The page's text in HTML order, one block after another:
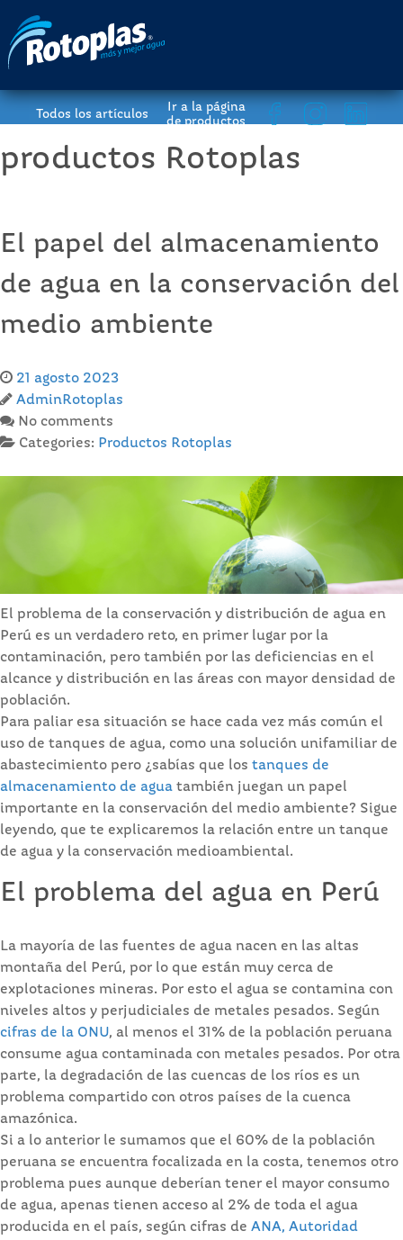
Todos los artículos
Ir a la página
de productos
productos Rotoplas
El papel del almacenamiento
de agua en la conservación del
medio ambiente
21 agosto 2023
AdminRotoplas
No comments
Categories: Productos Rotoplas
El problema de la conservación y distribución de agua en
Perú es un verdadero reto, en primer lugar por la
contaminación, pero también por las deficiencias en el
alcance y distribución en las áreas con mayor densidad de
población.
Para paliar esa situación se hace cada vez más común el
uso de tanques de agua, como una solución unifamiliar de
abastecimiento pero ¿sabías que los tanques de
almacenamiento de agua también juegan un papel
importante en la conservación del medio ambiente? Sigue
leyendo, que te explicaremos la relación entre un tanque
de agua y la conservación medioambiental.
El problema del agua en Perú
La mayoría de las fuentes de agua nacen en las altas
montaña del Perú, por lo que están muy cerca de
explotaciones mineras. Por esto el agua se contamina con
niveles altos y perjudiciales de metales pesados. Según
cifras de la ONU, al menos el 31% de la población peruana
consume agua contaminada con metales pesados. Por otra
parte, la degradación de las cuencas de los ríos es un
problema compartido con otros países de la cuenca
amazónica.
Si a lo anterior le sumamos que el 60% de la población
peruana se encuentra focalizada en la costa, tenemos otro
problema pues aunque deberían tener el mayor consumo
de agua, apenas tienen acceso al 2% de toda el agua
producida en el país, según cifras de ANA, Autoridad